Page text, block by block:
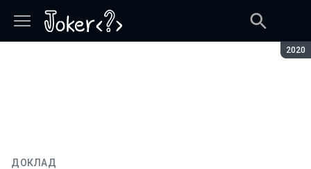
2020
ДОКЛАД